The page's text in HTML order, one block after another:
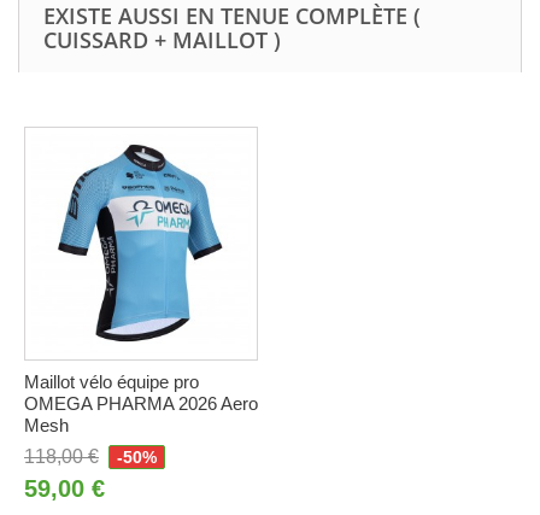
EXISTE AUSSI EN TENUE COMPLÈTE (
CUISSARD + MAILLOT )
Maillot vélo équipe pro
OMEGA PHARMA 2026 Aero
Mesh
118,00 €
-50%
59,00 €